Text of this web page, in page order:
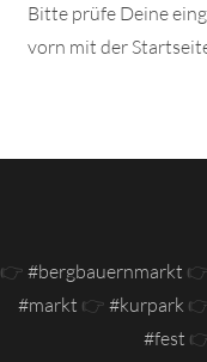
Bitte prüfe Deine
vorn mit der
👉 #bergbauernmarkt
#markt 👉 #kurpark
#fest